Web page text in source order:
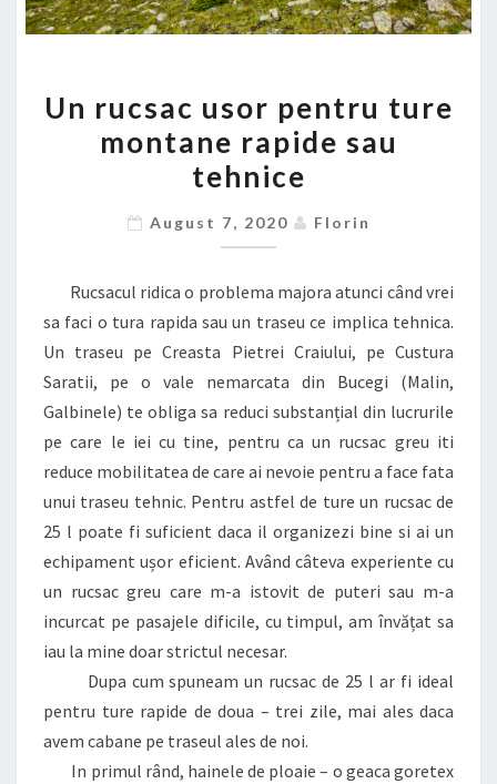
RUCSAC
USOR
PENTRU
MONTANE
SAU
TEHNICE
Un rucsac usor pentru ture
montane rapide sau
tehnice
August 7, 2020 Florin
Rucsacul ridica o problema majora atunci când vrei
sa faci o tura rapida sau un traseu ce implica tehnica.
Un traseu pe Creasta Pietrei Craiului, pe Custura
Saratii, pe o vale nemarcata din Bucegi (Malin,
Galbinele) te obliga sa reduci substanțial din lucrurile
pe care le iei cu tine, pentru ca un rucsac greu iti
reduce mobilitatea de care ai nevoie pentru a face fata
unui traseu tehnic. Pentru astfel de ture un rucsac de
25 l poate fi suficient daca il organizezi bine si ai un
echipament ușor eficient. Având câteva experiente cu
un rucsac greu care m-a istovit de puteri sau m-a
incurcat pe pasajele dificile, cu timpul, am învățat sa
iau la mine doar strictul necesar.
Dupa cum spuneam un rucsac de 25 l ar fi ideal
pentru ture rapide de doua – trei zile, mai ales daca
avem cabane pe traseul ales de noi.
In primul rând, hainele de ploaie – o geaca goretex